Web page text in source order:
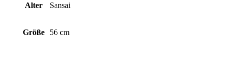
Alter Sansai
Größe 56 cm